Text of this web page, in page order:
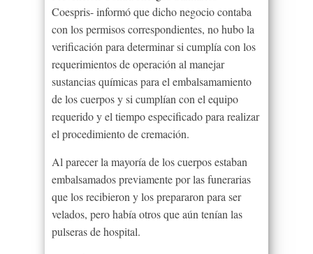
Coespris- informó que dicho negocio contaba
con los permisos correspondientes, no hubo la
verificación para determinar si cumplía con los
requerimientos de operación al manejar
sustancias químicas para el embalsamamiento
de los cuerpos y si cumplían con el equipo
requerido y el tiempo especificado para realizar
el procedimiento de cremación.
Al parecer la mayoría de los cuerpos estaban
embalsamados previamente por las funerarias
que los recibieron y los prepararon para ser
velados, pero había otros que aún tenían las
pulseras de hospital.